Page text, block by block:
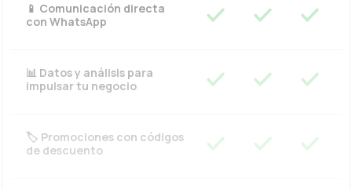
📱 Comunicación directa
con WhatsApp
📊 Datos y análisis para
impulsar tu negocio
🏷️ Promociones con códigos
de descuento